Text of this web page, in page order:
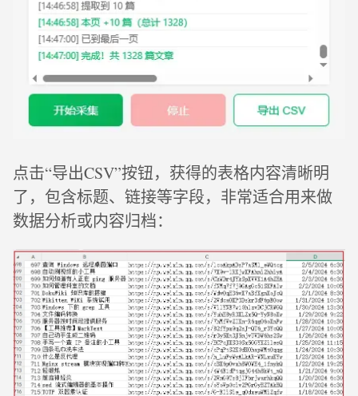
点击“导出CSV”按钮，获得的表格内容清晰明
了，包含标题、链接等字段，非常适合用来做
数据分析或内容归档：